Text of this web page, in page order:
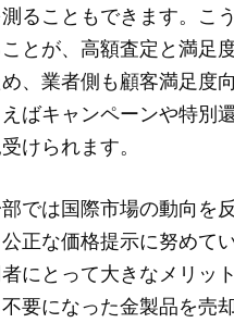
ることもできます。こ
とが、高額査定と満足
、業者側も顧客満足度
ばキャンペーンや特別
けられます。
では国際市場の動向を
正な価格提示に努めて
にとって大きなメリッ
要になった金製品を売